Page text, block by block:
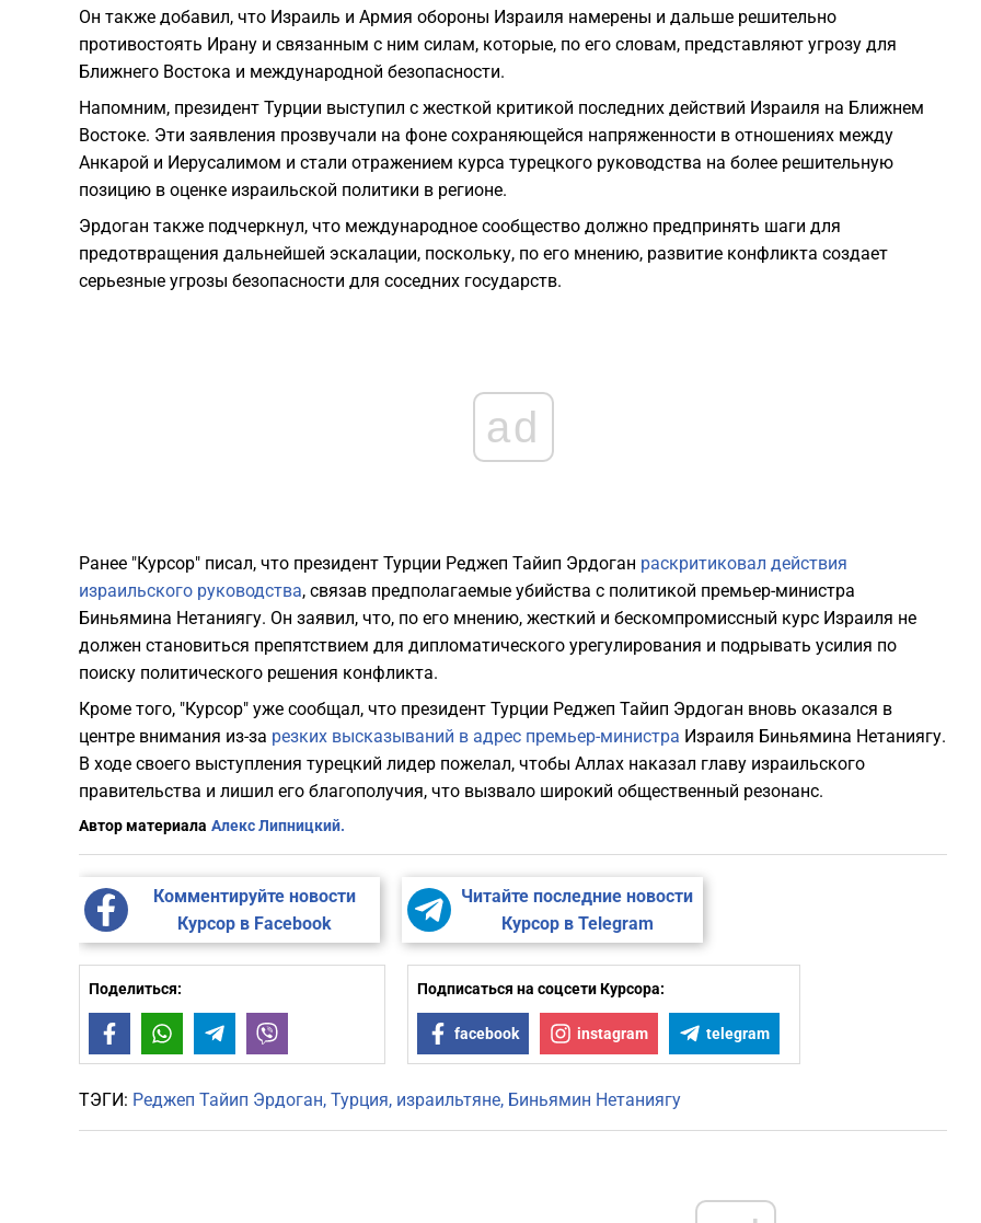
Он также добавил, что Израиль и Армия обороны Израиля намерены и дальше решительно
противостоять Ирану и связанным с ним силам, которые, по его словам, представляют угрозу для
Ближнего Востока и международной безопасности.
Напомним, президент Турции выступил с жесткой критикой последних действий Израиля на Ближнем
Востоке. Эти заявления прозвучали на фоне сохраняющейся напряженности в отношениях между
Анкарой и Иерусалимом и стали отражением курса турецкого руководства на более решительную
позицию в оценке израильской политики в регионе.
Эрдоган также подчеркнул, что международное сообщество должно предпринять шаги для
предотвращения дальнейшей эскалации, поскольку, по его мнению, развитие конфликта создает
серьезные угрозы безопасности для соседних государств.
ad
Ранее "Курсор" писал, что президент Турции Реджеп Тайип Эрдоган раскритиковал действия
израильского руководства, связав предполагаемые убийства с политикой премьер-министра
Биньямина Нетаниягу. Он заявил, что, по его мнению, жесткий и бескомпромиссный курс Израиля не
должен становиться препятствием для дипломатического урегулирования и подрывать усилия по
поиску политического решения конфликта.
Кроме того, "Курсор" уже сообщал, что президент Турции Реджеп Тайип Эрдоган вновь оказался в
центре внимания из-за резких высказываний в адрес премьер-министра Израиля Биньямина Нетаниягу.
В ходе своего выступления турецкий лидер пожелал, чтобы Аллах наказал главу израильского
правительства и лишил его благополучия, что вызвало широкий общественный резонанс.
Автор материала Алекс Липницкий.
Комментируйте новости
Курсор в Facebook
Читайте последние новости
Курсор в Telegram
Поделиться:
FacebookWhatsAppTelegram
Подписаться на соцсети Курсора:
facebook instagram telegram
ТЭГИ: Реджеп Тайип Эрдоган Турция израильтяне Биньямин Нетаниягу